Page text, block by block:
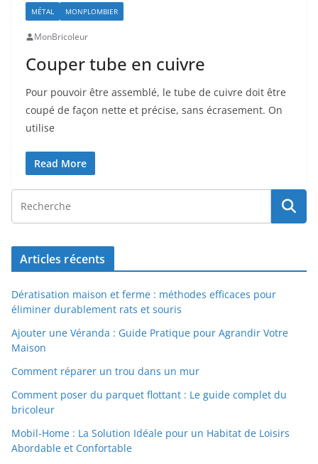
MÉTAL MONPLOMBIER
MonBricoleur
Couper tube en cuivre
Pour pouvoir être assemblé, le tube de cuivre doit être
coupé de façon nette et précise, sans écrasement. On
utilise
Read More
Articles récents
Dératisation maison et ferme : méthodes efficaces pour
éliminer durablement rats et souris
Ajouter une Véranda : Guide Pratique pour Agrandir Votre
Maison
Comment réparer un trou dans un mur
Comment poser du parquet flottant : Le guide complet du
bricoleur
Mobil-Home : La Solution Idéale pour un Habitat de Loisirs
Abordable et Confortable